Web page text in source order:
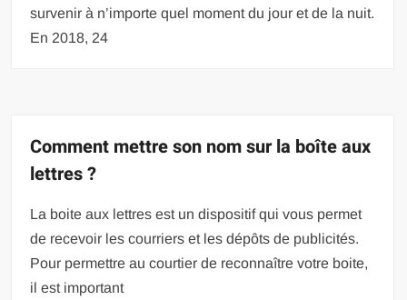
survenir à n’importe quel moment du jour et de la nuit.
En 2018, 24
Comment mettre son nom sur la boîte aux
lettres ?
La boite aux lettres est un dispositif qui vous permet
de recevoir les courriers et les dépôts de publicités.
Pour permettre au courtier de reconnaître votre boite,
il est important